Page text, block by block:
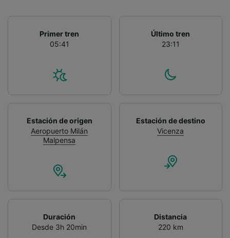
Primer tren
05:41
Último tren
23:11
Estación de origen
Aeropuerto Milán
Malpensa
Estación de destino
Vicenza
Duración
Desde 3h 20min
Distancia
220 km